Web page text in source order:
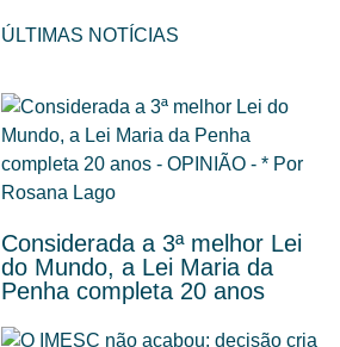
ÚLTIMAS NOTÍCIAS
Considerada a 3ª melhor Lei
do Mundo, a Lei Maria da
Penha completa 20 anos